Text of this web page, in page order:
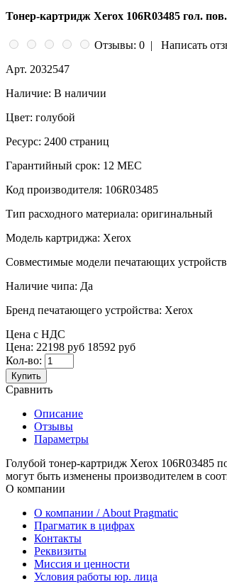
Тонер-картридж Xerox 106R03485 гол.
Отзывы: 0 |
Написать
Арт. 2032547
Наличие: В наличии
Цвет: голубой
Ресурс: 2400 страниц
Гарантийный срок: 12 МЕС
Код производителя: 106R03485
Тип расходного материала: оригинальный
Модель картриджа: Xerox
Совместимые модели печатающих
Наличие чипа: Да
Бренд печатающего устройства: Xerox
Цена с НДС
Цена: 22198 руб 18592 руб
Кол-во:
Купить
Сравнить
Описание
Отзывы
Параметры
Голубой тонер-картридж Xerox 106R03485
могут быть изменены производителем в
О компании
О компании / About Pragmatic
Прагматик в цифрах
Контакты
Реквизиты
Миссия и ценности
Условия работы юр. лица